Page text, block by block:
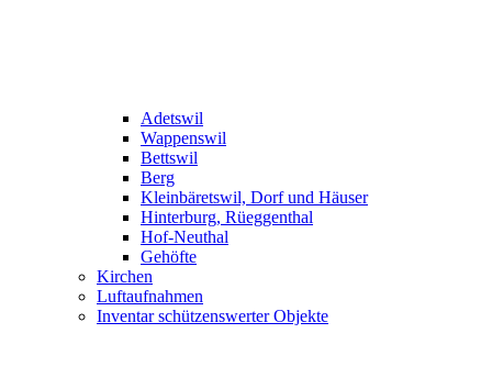
Adetswil
Wappenswil
Bettswil
Berg
Kleinbäretswil, Dorf und Häuser
Hinterburg, Rüeggenthal
Hof-Neuthal
Gehöfte
Kirchen
Luftaufnahmen
Inventar schützenswerter Objekte